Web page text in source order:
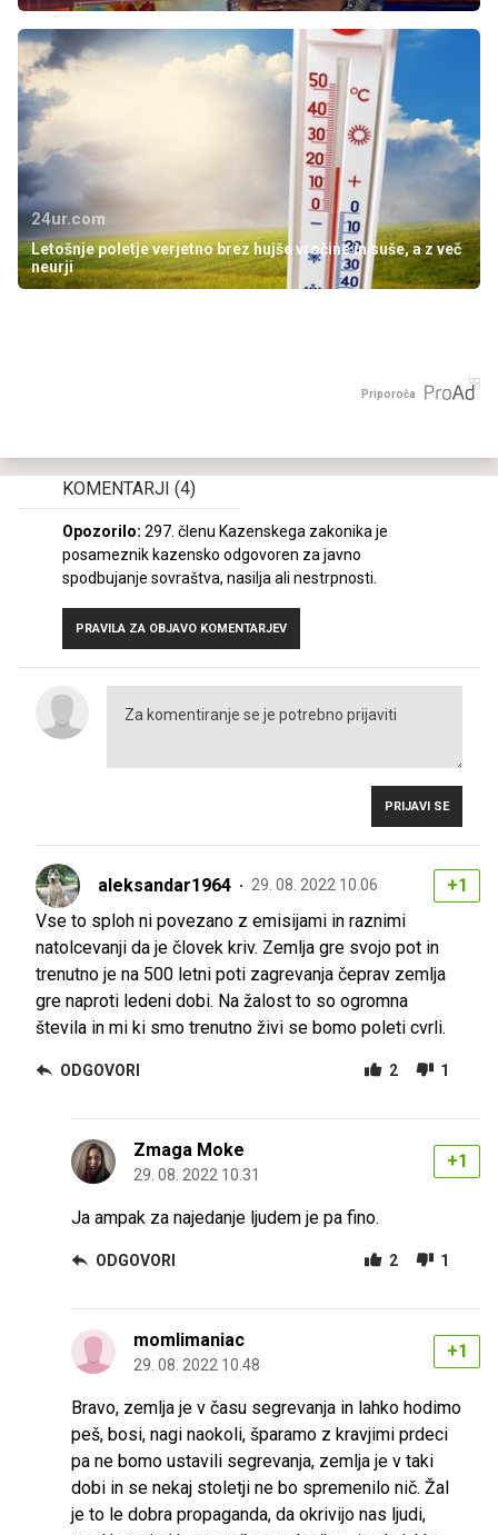
24ur.com
Letošnje poletje verjetno brez hujše vročine in suše, a z več
neurji
Priporoča
KOMENTARJI (4)
Opozorilo: 297. členu Kazenskega zakonika je
posameznik kazensko odgovoren za javno
spodbujanje sovraštva, nasilja ali nestrpnosti.
PRAVILA ZA OBJAVO KOMENTARJEV
PRIJAVI SE
aleksandar1964 29. 08. 2022 10.06
+1
Vse to sploh ni povezano z emisijami in raznimi
natolcevanji da je človek kriv. Zemlja gre svojo pot in
trenutno je na 500 letni poti zagrevanja čeprav zemlja
gre naproti ledeni dobi. Na žalost to so ogromna
števila in mi ki smo trenutno živi se bomo poleti cvrli.
ODGOVORI 2 1
Zmaga Moke
29. 08. 2022 10.31
+1
Ja ampak za najedanje ljudem je pa fino.
ODGOVORI 2 1
momlimaniac
29. 08. 2022 10.48
+1
Bravo, zemlja je v času segrevanja in lahko hodimo
peš, bosi, nagi naokoli, šparamo z kravjimi prdeci
pa ne bomo ustavili segrevanja, zemlja je v taki
dobi in se nekaj stoletji ne bo spremenilo nič. Žal
je to le dobra propaganda, da okrivijo nas ljudi,